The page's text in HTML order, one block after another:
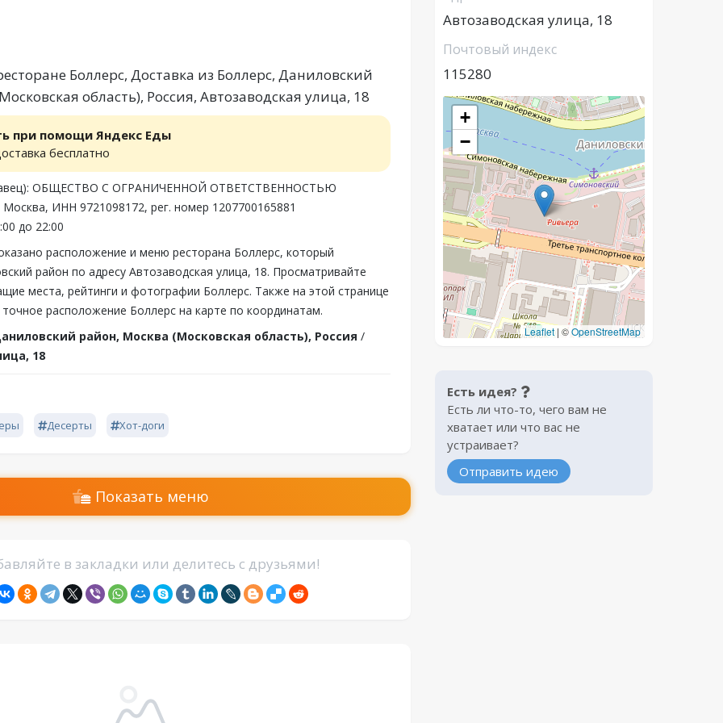
Боллерс, Доставка из Боллерс, Даниловский
область), Россия, Автозаводская улица, 18
при помощи Яндекс Еды
бесплатно
ОБЩЕСТВО С ОГРАНИЧЕННОЙ ОТВЕТСТВЕННОСТЬЮ
ИНН 9721098172, рег. номер 1207700165881
до 22:00
расположение и меню ресторана Боллерс, который
район по адресу Автозаводская улица, 18. Просматривайте
места, рейтинги и фотографии Боллерс. Также на этой странице
расположение Боллерс на карте по координатам.
район, Москва (Московская область), Россия /
18
Десерты Хот-доги
Показать меню
в закладки или делитесь с друзьями!
Автозаводская улица, 18
Почтовый индекс
115280
+
−
Leaflet | ©OpenStreetMap
Есть идея?
Есть ли что-то, чего вам не
хватает или что вас не
устраивает?
Отправить идею